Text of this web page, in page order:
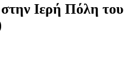
Ιερή Πόλη του